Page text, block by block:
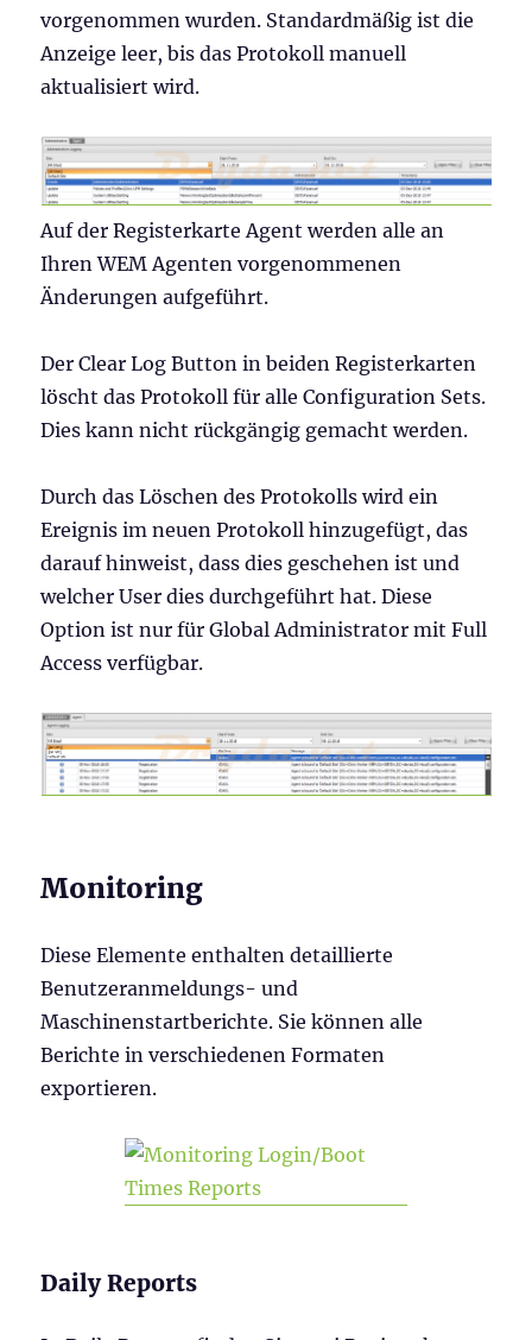
vorgenommen wurden. Standardmäßig ist die
Anzeige leer, bis das Protokoll manuell
aktualisiert wird.
Auf der Registerkarte Agent werden alle an
Ihren WEM Agenten vorgenommenen
Änderungen aufgeführt.
Der Clear Log Button in beiden Registerkarten
löscht das Protokoll für alle Configuration Sets.
Dies kann nicht rückgängig gemacht werden.
Durch das Löschen des Protokolls wird ein
Ereignis im neuen Protokoll hinzugefügt, das
darauf hinweist, dass dies geschehen ist und
welcher User dies durchgeführt hat. Diese
Option ist nur für Global Administrator mit Full
Access verfügbar.
Monitoring
Diese Elemente enthalten detaillierte
Benutzeranmeldungs- und
Maschinenstartberichte. Sie können alle
Berichte in verschiedenen Formaten
exportieren.
Daily Reports